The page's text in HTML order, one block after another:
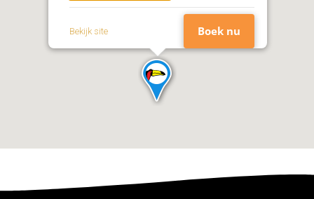
mailadres
Bekijk site Boek nu